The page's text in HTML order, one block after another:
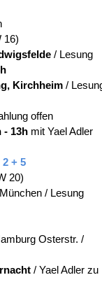
16)
/ Lesung
Kirchheim/
offen
13hmit Yael Adler
+ 5
20)
/ Lesung
Osterstr. /
/ Yael Adler zu